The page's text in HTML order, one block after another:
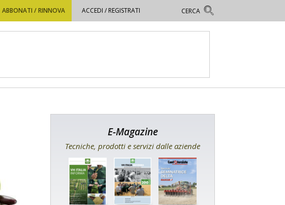
ABBONATI / RINNOVA ACCEDI / REGISTRATI
E-Magazine
Tecniche, prodotti e servizi dalle aziende